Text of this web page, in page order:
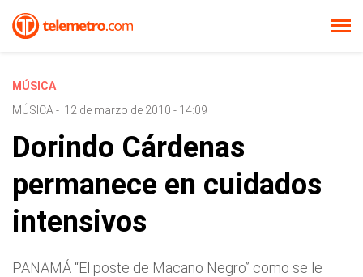
MÚSICA
MÚSICA - 12 de marzo de 2010 - 14:09
Dorindo Cárdenas
permanece en cuidados
intensivos
PANAMÁ “El poste de Macano Negro” como se le